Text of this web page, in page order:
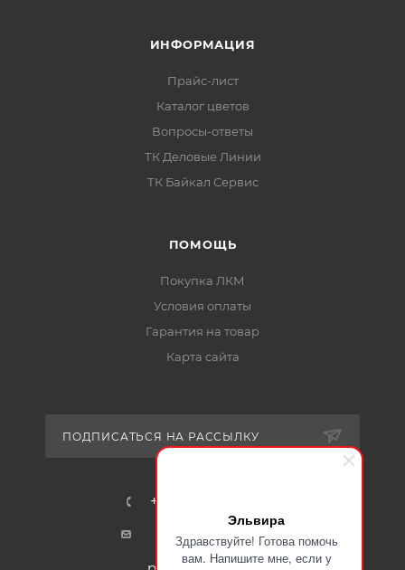
Эльвира
Здравствуйте! Готова помочь
вам. Напишите мне, если у
ИНФОРМАЦИЯ
Прайс-лист
Каталог цветов
Вопросы-ответы
ТК Деловые Линии
ТК Байкал Сервис
ПОМОЩЬ
Покупка ЛКМ
Условия оплаты
Гарантия на товар
Карта сайта
ПОДПИСАТЬСЯ НА РАССЫЛКУ
+7-915-401-91-17
mail@certa24.ru